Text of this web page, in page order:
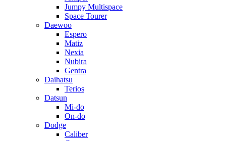
Jumpy Multispace
Space Tourer
Daewoo
Espero
Matiz
Nexia
Nubira
Gentra
Daihatsu
Terios
Datsun
Mi-do
On-do
Dodge
Caliber